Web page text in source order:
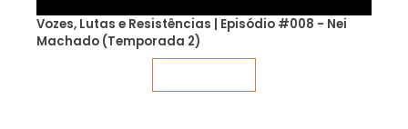
Vozes, Lutas e Resistências | Episódio #008 - Nei
Machado (Temporada 2)